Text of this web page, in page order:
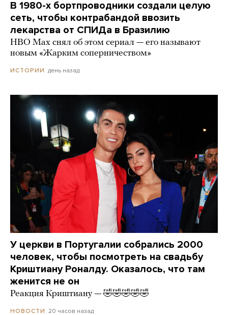
В 1980-х бортпроводники создали целую
сеть, чтобы контрабандой ввозить
лекарства от СПИДа в Бразилию
HBO Max снял об этом сериал — его называют
новым «Жарким соперничеством»
ИСТОРИИ день назад
У церкви в Португалии собрались 2000
человек, чтобы посмотреть на свадьбу
Криштиану Роналду. Оказалось, что там
женится не он
Реакция Криштиану — 🤣🤣🤣🤣🤣
НОВОСТИ 20 часов назад